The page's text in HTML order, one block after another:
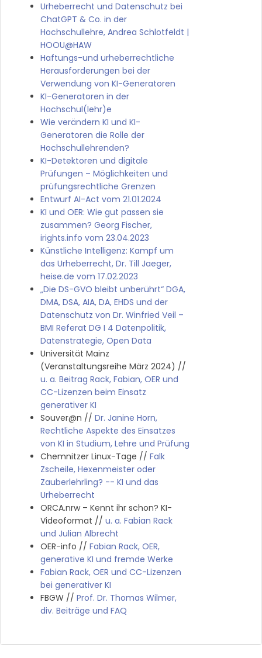
Urheberrecht und Datenschutz bei
ChatGPT & Co. in der
Hochschullehre, Andrea Schlotfeldt |
HOOU@HAW
Haftungs-und urheberrechtliche
Herausforderungen bei der
Verwendung von KI-Generatoren
KI-Generatoren in der
Hochschul(lehr)e
Wie verändern KI und KI-
Generatoren die Rolle der
Hochschullehrenden?
KI-Detektoren und digitale
Prüfungen – Möglichkeiten und
prüfungsrechtliche Grenzen
Entwurf AI-Act vom 21.01.2024
KI und OER: Wie gut passen sie
zusammen? Georg Fischer,
irights.info vom 23.04.2023
Künstliche Intelligenz: Kampf um
das Urheberrecht, Dr. Till Jaeger,
heise.de vom 17.02.2023
„Die DS-GVO bleibt unberührt“ DGA,
DMA, DSA, AIA, DA, EHDS und der
Datenschutz von Dr. Winfried Veil –
BMI Referat DG I 4 Datenpolitik,
Datenstrategie, Open Data
Universität Mainz
(Veranstaltungsreihe März 2024) //
u. a. Beitrag Rack, Fabian, OER und
CC-Lizenzen beim Einsatz
generativer KI
Souver@n // Dr. Janine Horn,
Rechtliche Aspekte des Einsatzes
von KI in Studium, Lehre und Prüfung
Chemnitzer Linux-Tage // Falk
Zscheile, Hexenmeister oder
Zauberlehrling? -- KI und das
Urheberrecht
ORCA.nrw – Kennt ihr schon? KI-
Videoformat // u. a. Fabian Rack
und Julian Albrecht
OER-info // Fabian Rack, OER,
generative KI und fremde Werke
Fabian Rack, OER und CC-Lizenzen
bei generativer KI
FBGW // Prof. Dr. Thomas Wilmer,
div. Beiträge und FAQ